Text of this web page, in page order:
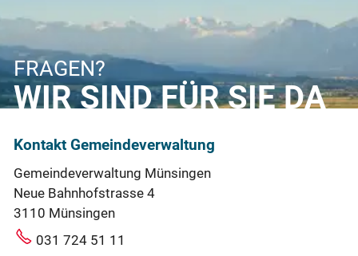
FRAGEN?
WIR SIND FÜR SIE DA
Kontakt Gemeindeverwaltung
Gemeindeverwaltung Münsingen
Neue Bahnhofstrasse 4
3110 Münsingen
031 724 51 11